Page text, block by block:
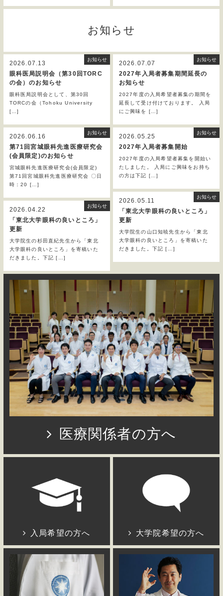
お知らせ
2026.07.13
お知らせ
眼科医局説明会（第30回TORC
の会）のお知らせ
眼科医局説明会として、第30回
TORCの会（Tohoku University
[…]
2026.07.07
お知らせ
2027年入局者募集期間延長の
お知らせ
2027年度の入局希望者募集の期間を
延長して受け付けております。 入局
にご興味を […]
2026.06.16
お知らせ
第71回宮城眼科先進医療研究会
(会員限定)のお知らせ
宮城眼科先進医療研究会(会員限定)
第71回宮城眼科先進医療研究会 〇日
時：20 […]
2026.05.25
お知らせ
2027年入局者募集開始
2027年度の入局希望者募集を開始い
たしました。 入局にご興味をお持ち
の方は下記 […]
2026.05.11
お知らせ
「東北大学眼科の良いところ」
更新
大学院生の山口知暁先生から「東北
大学眼科の良いところ」を寄稿いた
だきました。下記 […]
2026.04.22
お知らせ
「東北大学眼科の良いところ」
更新
大学院生の杉田直紀先生から「東北
大学眼科の良いところ」を寄稿いた
だきました。下記 […]
医療関係者の方へ
入局希望の方へ 大学院希望の方へ